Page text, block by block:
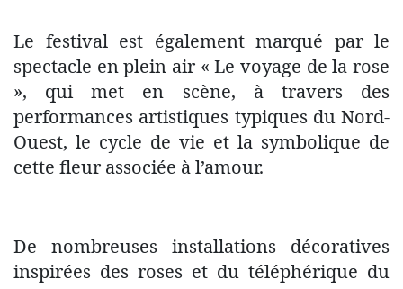
Le festival est également marqué par le
spectacle en plein air « Le voyage de la rose
», qui met en scène, à travers des
performances artistiques typiques du Nord-
Ouest, le cycle de vie et la symbolique de
cette fleur associée à l’amour.
De nombreuses installations décoratives
inspirées des roses et du téléphérique du